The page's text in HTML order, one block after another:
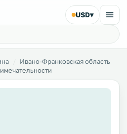
USD▾
Ивано-Франковская область